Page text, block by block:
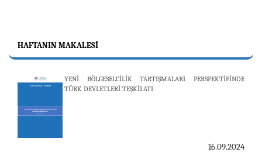
HAFTANIN MAKALESI
YENİ BÖLGESELCİLİK TARTIŞMALARI PERSPEKTİFİNDE
TÜRK DEVLETLERİ TEŞKİLATI
16.09.2024